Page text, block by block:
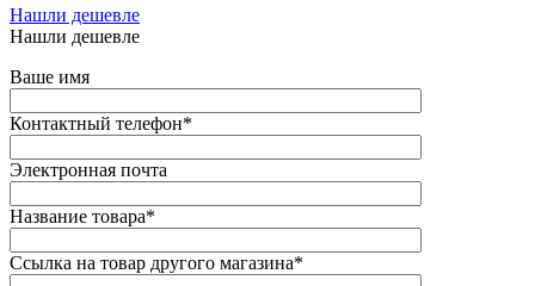
Нашли дешевле
Нашли дешевле
Ваше имя
Контактный телефон*
Электронная почта
Название товара*
Ссылка на товар другого магазина*